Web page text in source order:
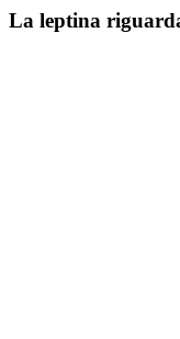
La leptina